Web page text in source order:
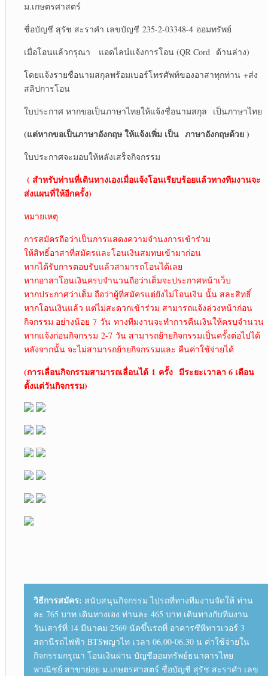
ม.เกษตรศาสตร์
ชื่อบัญชี สุรัช สะราคำ เลขบัญชี 235-2-03348-4 ออมทรัพย์
เมื่อโอนแล้วกรุณา แอดไลน์แจ้งการโอน (QR Cord ด้านล่าง)
โดยแจ้งรายชื่อนามสกุลพร้อมเบอร์โทรศัพท์ของอาสาทุกท่าน +ส่ง
สลิปการโอน
ใบประกาศ หากขอเป็นภาษาไทยให้แจ้งชื่อนามสกุล เป็นภาษาไทย
(แต่หากขอเป็นภาษาอังกฤษ ให้แจ้งเพิ่ม เป็นภาษาอังกฤษด้วย )
ใบประกาศจะมอบให้หลังเสร็จกิจกรรม
( สำหรับท่านที่เดินทางเองเมื่อแจ้งโอนเรียบร้อยแล้วทางทีมงานจะ
ส่งแผนที่ให้อีกครั้ง)
หมายเหตุ
การสมัครถือว่าเป็นการแสดงความจำนงการเข้าร่วม
ให้สิทธิ์อาสาที่สมัครและโอนเงินสมทบเข้ามาก่อน
หากได้รับการตอบรับแล้วสามารถโอนได้เลย
หากอาสาโอนเงินครบจำนวนถือว่าเต็มจะประกาศหน้าเว็บ
หากประกาศว่าเต็ม ถือว่าผู้ที่สมัครแต่ยังไม่โอนเงิน นั้น สละสิทธิ์
หากโอนเงินแล้ว แต่ไม่สะดวกเข้าร่วม สามารถแจ้งล่วงหน้าก่อน
กิจกรรม อย่างน้อย 7 วัน ทางทีมงานจะทำการคืนเงินให้ครบจำนวน
หากแจ้งก่อนกิจกรรม 2-7 วัน สามารถย้ายกิจกรรมเป็นครั้งต่อไปได้
หลังจากนั้น จะไม่สามารถย้ายกิจกรรมและ คืนค่าใช้จ่ายได้
(การเลื่อนกิจกรรมสามารถเลื่อนได้1 ครั้ง มีระยะเวาลา 6 เดือน
ตั้งแต่วันกิจกรรม)
วิธีการสมัคร: สนับสนุนกิจกรรม ไปรถที่ทางทีมงานจัดให้ ท่าน
ละ 765 บาท เดินทางเอง ท่านละ 465 บาท เดินทางกับทีมงาน
วันเสาร์ที่ 14 มีนาคม 2569 นัดขึ้นรถที่ อาคารซีพีทาวเวอร์ 3
สถานีรถไฟฟ้า BTSพญาไท เวลา 06.00-06.30 น ค่าใช้จ่ายใน
กิจกรรมกรุณา โอนเงินผ่าน บัญชีออมทรัพย์ธนาคารไทย
พาณิชย์ สาขาย่อย ม.เกษตรศาสตร์ ชื่อบัญชี สุรัช สะราคำ เลข